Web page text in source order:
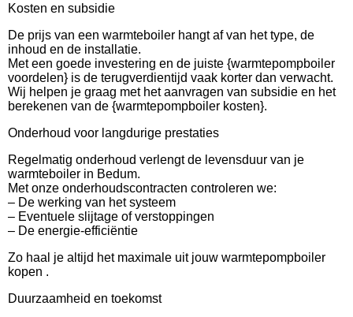
Kosten en subsidie
De prijs van een warmteboiler hangt af van het type, de
inhoud en de installatie.
Met een goede investering en de juiste {warmtepompboiler
voordelen} is de terugverdientijd vaak korter dan verwacht.
Wij helpen je graag met het aanvragen van subsidie en het
berekenen van de {warmtepompboiler kosten}.
Onderhoud voor langdurige prestaties
Regelmatig onderhoud verlengt de levensduur van je
warmteboiler in Bedum.
Met onze onderhoudscontracten controleren we:
– De werking van het systeem
– Eventuele slijtage of verstoppingen
– De energie-efficiëntie
Zo haal je altijd het maximale uit jouw warmtepompboiler
kopen .
Duurzaamheid en toekomst